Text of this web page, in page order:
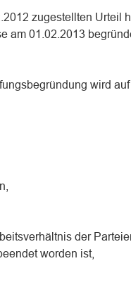
zugestellten Urteil
am 01.02.2013
wird
der
worden ist,